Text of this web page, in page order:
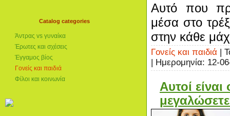
Catalog categories
Άντρας vs γυναίκα
Έρωτες και σχέσεις
Έγγαμος βίος
Γονείς και παιδιά
Φίλοι και κοινωνία
Αυτό που
μέσα στο
στην κάθε
Γονείς και παιδιά |
| Ημερομηνία: 12-
Αυτοί